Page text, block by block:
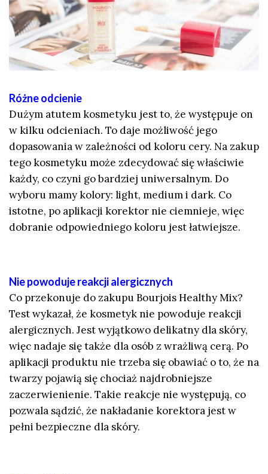
Różne odcienie
Dużym atutem kosmetyku jest to, że występuje on
w kilku odcieniach. To daje możliwość jego
dopasowania w zależności od koloru cery. Na zakup
tego kosmetyku może zdecydować się właściwie
każdy, co czyni go bardziej uniwersalnym. Do
wyboru mamy kolory: light, medium i dark. Co
istotne, po aplikacji korektor nie ciemnieje, więc
dobranie odpowiedniego koloru jest łatwiejsze.
Nie powoduje reakcji alergicznych
Co przekonuje do zakupu Bourjois Healthy Mix?
Test wykazał, że kosmetyk nie powoduje reakcji
alergicznych. Jest wyjątkowo delikatny dla skóry,
więc nadaje się także dla osób z wrażliwą cerą. Po
aplikacji produktu nie trzeba się obawiać o to, że na
twarzy pojawią się chociaż najdrobniejsze
zaczerwienienie. Takie reakcje nie występują, co
pozwala sądzić, że nakładanie korektora jest w
pełni bezpieczne dla skóry.